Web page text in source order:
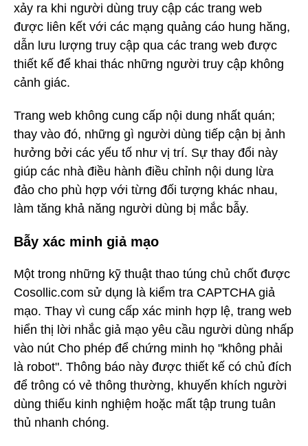
xảy ra khi người dùng truy cập các trang web
được liên kết với các mạng quảng cáo hung hăng,
dẫn lưu lượng truy cập qua các trang web được
thiết kế để khai thác những người truy cập không
cảnh giác.
Trang web không cung cấp nội dung nhất quán;
thay vào đó, những gì người dùng tiếp cận bị ảnh
hưởng bởi các yếu tố như vị trí. Sự thay đổi này
giúp các nhà điều hành điều chỉnh nội dung lừa
đảo cho phù hợp với từng đối tượng khác nhau,
làm tăng khả năng người dùng bị mắc bẫy.
Bẫy xác minh giả mạo
Một trong những kỹ thuật thao túng chủ chốt được
Cosollic.com sử dụng là kiểm tra CAPTCHA giả
mạo. Thay vì cung cấp xác minh hợp lệ, trang web
hiển thị lời nhắc giả mạo yêu cầu người dùng nhấp
vào nút Cho phép để chứng minh họ "không phải
là robot". Thông báo này được thiết kế có chủ đích
để trông có vẻ thông thường, khuyến khích người
dùng thiếu kinh nghiệm hoặc mất tập trung tuân
thủ nhanh chóng.